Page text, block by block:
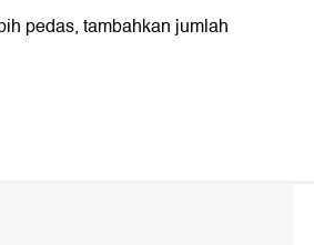
pedas, tambahkan jumlah